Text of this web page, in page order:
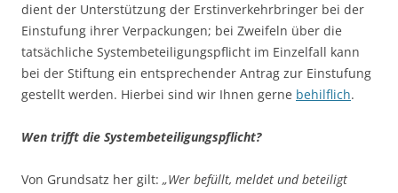
dient der Unterstützung der Erstinverkehrbringer bei der
Einstufung ihrer Verpackungen; bei Zweifeln über die
tatsächliche Systembeteiligungspflicht im Einzelfall kann
bei der Stiftung ein entsprechender Antrag zur Einstufung
gestellt werden. Hierbei sind wir Ihnen gerne behilflich.
Wen trifft die Systembeteiligungspflicht?
Von Grundsatz her gilt: „Wer befüllt, meldet und beteiligt